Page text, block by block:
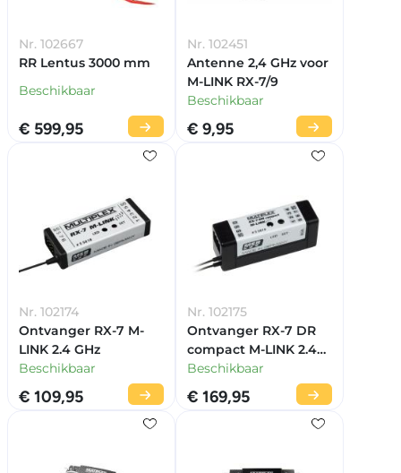
Nr. 102667
RR Lentus 3000 mm
Beschikbaar
€ 599,95
Nr. 102451
Antenne 2,4 GHz voor
M-LINK RX-7/9
Beschikbaar
€ 9,95
Nr. 102174
Ontvanger RX-7 M-
LINK 2.4 GHz
Beschikbaar
€ 109,95
Nr. 102175
Ontvanger RX-7 DR
compact M-LINK 2.4
GHz
Beschikbaar
€ 169,95